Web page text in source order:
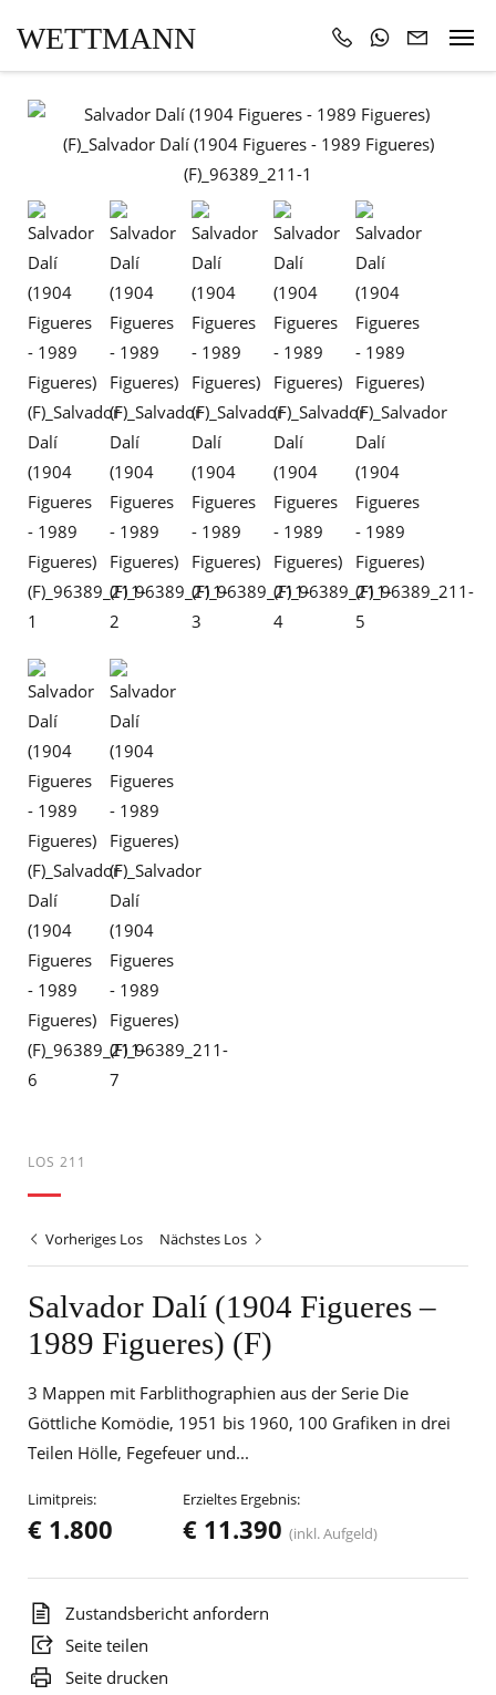
WETTMANN
LOS 211
Vorheriges Los Nächstes Los
Salvador Dalí (1904 Figueres –
1989 Figueres) (F)
3 Mappen mit Farblithographien aus der Serie Die
Göttliche Komödie, 1951 bis 1960, 100 Grafiken in drei
Teilen Hölle, Fegefeuer und...
Limitpreis:
€ 1.800
Erzieltes Ergebnis:
€ 11.390 (inkl. Aufgeld)
Zustandsbericht anfordern
Seite teilen
Seite drucken